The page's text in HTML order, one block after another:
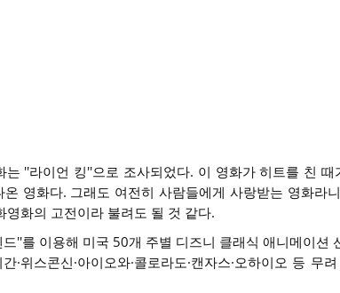
''라이언 킹''으로 조사되었다. 이 영화가 히트를 친 때
영화다. 그래도 여전히 사람들에게 사랑받는 영화라
영화의 고전이라 불려도 될 것 같다.
''를 이용해 미국 50개 주별 디즈니 클래식 애니메이션
·위스콘신·아이오와·콜로라도·캔자스·오하이오 등 무